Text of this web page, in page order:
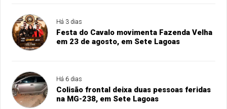
Há 3 dias
Festa do Cavalo movimenta Fazenda Velha
em 23 de agosto, em Sete Lagoas
Há 6 dias
Colisão frontal deixa duas pessoas feridas
na MG-238, em Sete Lagoas